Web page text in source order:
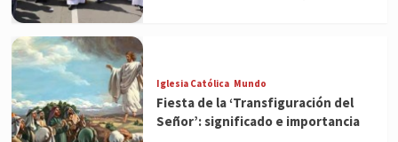
Iglesia Católica Mundo
Fiesta de la ‘Transfiguración del
Señor’: significado e importancia